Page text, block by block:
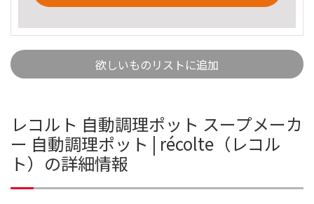
欲しいものリストに追加
レコルト 自動調理ポット スープメーカ
ー 自動調理ポット | récolte（レコル
ト）の詳細情報